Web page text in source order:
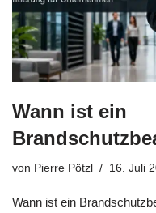
Wann ist ein
von Pierre Pötzl 16. Juli
Wann ist ein